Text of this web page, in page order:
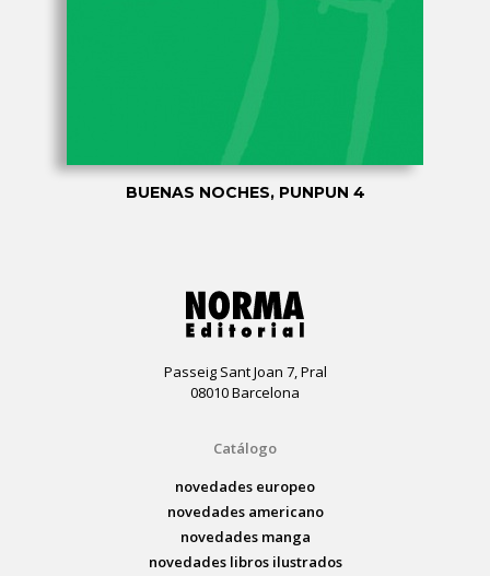
BUENAS NOCHES, PUNPUN 4
Passeig Sant Joan 7, Pral
08010 Barcelona
Catálogo
novedades europeo
novedades americano
novedades manga
novedades libros ilustrados